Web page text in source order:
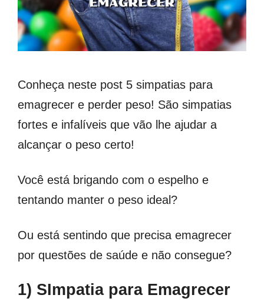
Conheça neste post 5 simpatias para
emagrecer e perder peso! São simpatias
fortes e infalíveis que vão lhe ajudar a
alcançar o peso certo!
Você está brigando com o espelho e
tentando manter o peso ideal?
Ou está sentindo que precisa emagrecer
por questões de saúde e não consegue?
1) SImpatia para Emagrecer